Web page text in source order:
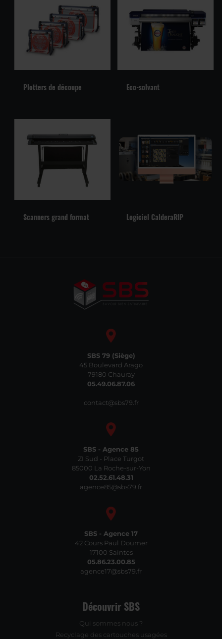
Plotters de découpe Eco-solvant
Scanners grand format Logiciel CalderaRIP
SBS 79 (Siège)
45 Boulevard Arago
79180 Chauray
05.49.06.87.06
contact@sbs79.fr
SBS - Agence 85
ZI Sud - Place Turgot
85000 La Roche-sur-Yon
02.52.61.48.31
agence85@sbs79.fr
SBS - Agence 17
42 Cours Paul Doumer
17100 Saintes
05.86.23.00.85
agence17@sbs79.fr
Découvrir SBS
Qui sommes nous ?
Recyclage des cartouches usagées